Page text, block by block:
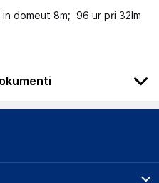
in domeut 8m; 96 ur pri 32lm